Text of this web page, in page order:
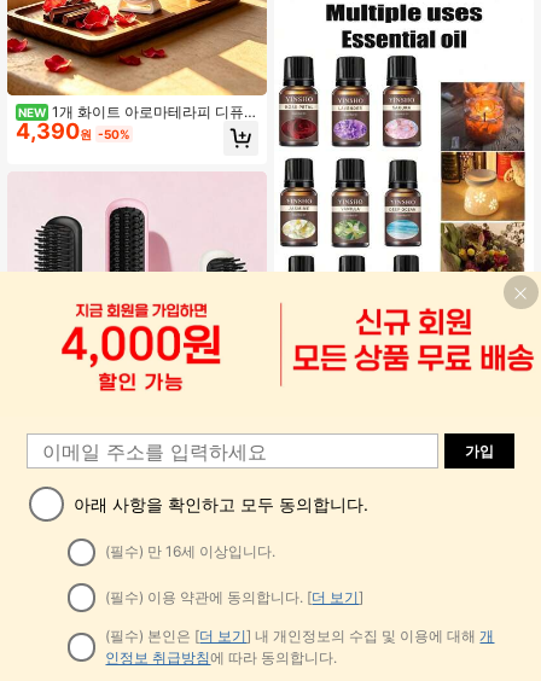
NEW 1개 화이트 아로마테라피 디퓨
저, USB 가정용 자동 아로마테라피 가
습기, 전기 공기청정기, 2-in-1 아로마
일, 8가지 향 선택 가능, 가정, 침실, 거
실, 사무실, 욕실, 애완동물실, 호텔, 자
동차 등 넓은 공간에 적합
4,390원 -50%
너 브러시, 무선 휴대용 음이온 헤어
스트레이트너, 2-합-1 스트레이트닝
& 컬링 스타일링, 1800mAh 배터리 용
량, 가정용 및 명절 선물에 적합
10,290 원 -50%
9개 향신 오일, 8/6/4/2/1개 향신 오일,
10ml 오일 용해성 향신 오일, 오일 기
2,990
가입
아래 사항을 확인하고 모두 동의합니다.
(필수) 만 16세 이상입니다.
(필수) 이용 약관에 동의합니다. [더 보기]
(필수) 본인은 [더 보기] 내 개인정보의 수집 및 이용에 대해개
인정보 취급방침에 따라 동의합니다.